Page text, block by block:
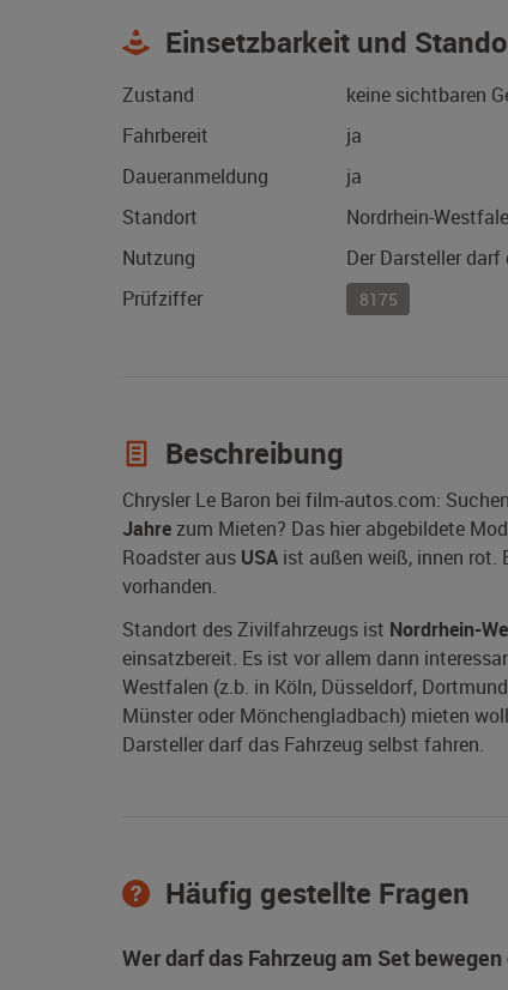
Einsetzbarkeit und
Zustand
keine sichtbaren
Fahrbereit
ja
Daueranmeldung
ja
Standort
Nordrhein-
Nutzung
Der Darsteller
Prüfziffer
8175
Beschreibung
Chrysler Le Baron bei film-autos.com:
Jahrezum Mieten? Das hier abgebildete
Roadster aus USA ist außen weiß, innen rot.
vorhanden.
Standort des Zivilfahrzeugs ist Nordrhein-
einsatzbereit. Es ist vor allem dann
Westfalen (z.b. in Köln, Düsseldorf,
Münster oder Mönchengladbach) mieten
Darsteller darf das Fahrzeug selbst fahren.
Häufig gestellte Fragen
Wer darf das Fahrzeug am Set